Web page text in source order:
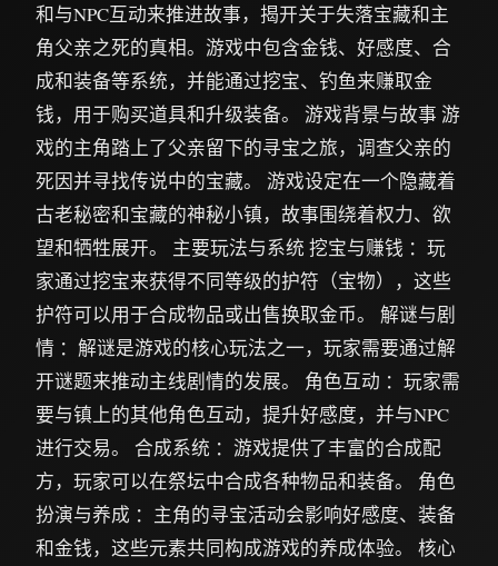
和与NPC互动来推进故事，揭开关于失落宝藏和主
角父亲之死的真相。游戏中包含金钱、好感度、合
成和装备等系统，并能通过挖宝、钓鱼来赚取金
钱，用于购买道具和升级装备。 游戏背景与故事 游
戏的主角踏上了父亲留下的寻宝之旅，调查父亲的
死因并寻找传说中的宝藏。 游戏设定在一个隐藏着
古老秘密和宝藏的神秘小镇，故事围绕着权力、欲
望和牺牲展开。 主要玩法与系统 挖宝与赚钱 ：玩
家通过挖宝来获得不同等级的护符（宝物），这些
护符可以用于合成物品或出售换取金币。 解谜与剧
情 ：解谜是游戏的核心玩法之一，玩家需要通过解
开谜题来推动主线剧情的发展。 角色互动 ：玩家需
要与镇上的其他角色互动，提升好感度，并与NPC
进行交易。 合成系统 ：游戏提供了丰富的合成配
方，玩家可以在祭坛中合成各种物品和装备。 角色
扮演与养成 ：主角的寻宝活动会影响好感度、装备
和金钱，这些元素共同构成游戏的养成体验。 核心